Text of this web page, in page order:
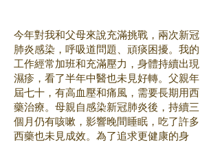
今年對我和父母來說充滿挑戰，兩次新冠
肺炎感染，呼吸道問題、頑痰困擾。我的
工作經常加班和充滿壓力，身體持續出現
濕疹，看了半年中醫也未見好轉。父親年
屆七十，有高血壓和痛風，需要長期用西
藥治療。母親自感染新冠肺炎後，持續三
個月仍有咳嗽，影響晚間睡眠，吃了許多
西藥也未見成效。為了追求更健康的身